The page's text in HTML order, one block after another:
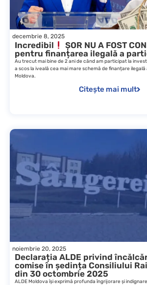
decembrie 8, 2025
Incredibil
ȘOR NU A FOST
pentru finanțarea ilegală a
Au trecut mai bine de 2 ani de când am participat la
a scos la iveală cea mai mare schemă de finanțare ilegală
Moldova.
Citește mai mult
noiembrie 20, 2025
Declarația ALDE privind
comise în ședința Consiliului
din 30 octombrie 2025
ALDE Moldova își exprimă profunda îngrijorare și